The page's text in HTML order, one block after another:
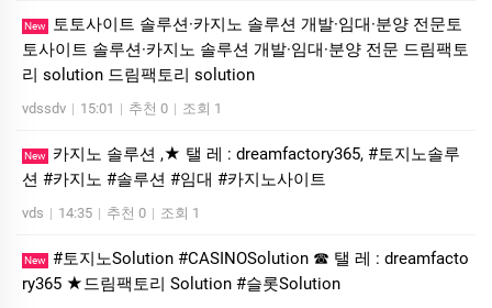
New
토토사이트 솔루션·카지노 솔루션 개발·임대·분양 전문토
토사이트 솔루션·카지노 솔루션 개발·임대·분양 전문 드림팩토
리 solution 드림팩토리 solution
vdssdv | 15:01 | 추천 0 | 조회 1
New
카지노 솔루션 ,★ 탤 레 : dreamfactory365, #토지노솔루
션 #카지노 #솔루션 #임대 #카지노사이트
vds | 14:35 | 추천 0 | 조회 1
New #토지노Solution #CASINOSolution ☎ 탤 레 : dreamfacto
ry365 ★드림팩토리 Solution #슬­롯Solution